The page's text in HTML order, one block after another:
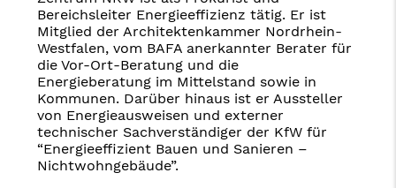
Bereichsleiter Energieeffizienz tätig. Er ist
Mitglied der Architektenkammer Nordrhein-
Westfalen, vom BAFA anerkannter Berater für
die Vor-Ort-Beratung und die
Energieberatung im Mittelstand sowie in
Kommunen. Darüber hinaus ist er Aussteller
von Energieausweisen und externer
technischer Sachverständiger der KfW für
“Energieeffizient Bauen und Sanieren –
Nichtwohngebäude”.